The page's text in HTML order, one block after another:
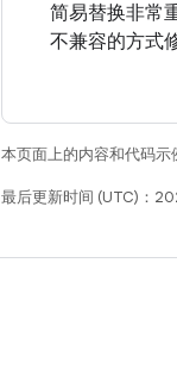
简易替换非常
不兼容的方式
本页面上的内容和代码示
最后更新时间 (UTC)：